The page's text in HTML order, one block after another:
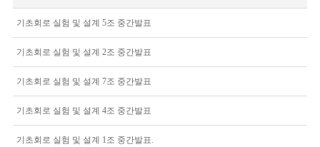
기초회로 실험 및 설계 5조 중간발표
기초회로 실험 및 설계 2조 중간발표
기초회로 실험 및 설계 7조 중간발표
기초회로 실험 및 설계 4조 중간발표
기초회로 실험 및 설계 1조 중간발표.